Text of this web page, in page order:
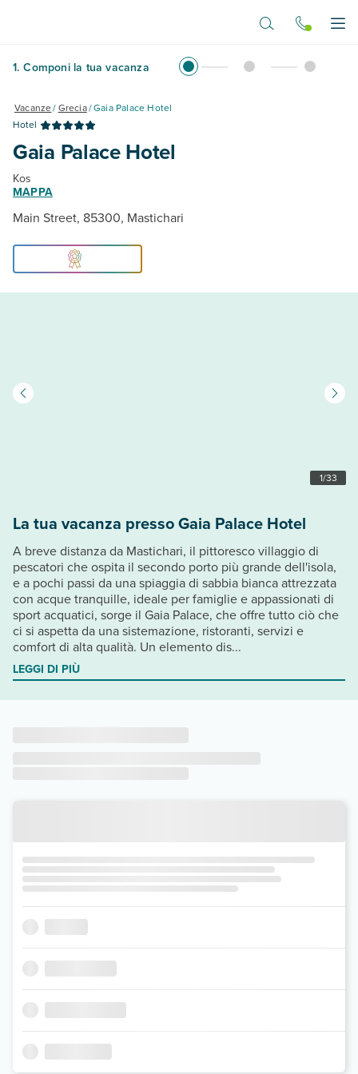
1. Componi la tua vacanza
Vacanze/Grecia/Gaia Palace Hotel
Hotel
Gaia Palace Hotel
Kos
MAPPA
Main Street, 85300, Mastichari
1/33
La tua vacanza presso Gaia Palace Hotel
A breve distanza da Mastichari, il pittoresco villaggio di
pescatori che ospita il secondo porto più grande dell'isola,
e a pochi passi da una spiaggia di sabbia bianca attrezzata
con acque tranquille, ideale per famiglie e appassionati di
sport acquatici, sorge il Gaia Palace, che offre tutto ciò che
ci si aspetta da una sistemazione, ristoranti, servizi e
comfort di alta qualità. Un elemento dis...
LEGGI DI PIÙ